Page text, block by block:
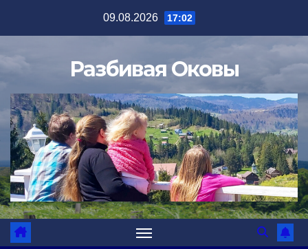
09.08.2026 17:02
Разбивая Оковы